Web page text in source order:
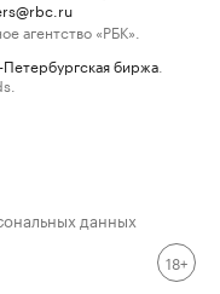
агентство «РБК».
биржа
данных
18+